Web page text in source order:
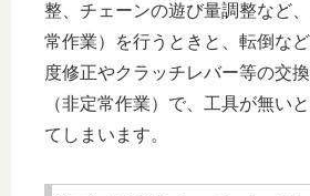
整、チェーンの遊び量調整など
常作業）を行うときと、転倒な
度修正やクラッチレバー等の交
（非定常作業）で、工具が無い
てしまいます。